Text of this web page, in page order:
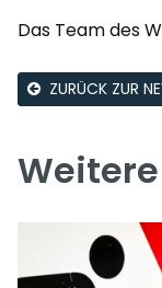
Das Team des
ZURÜCK ZUR